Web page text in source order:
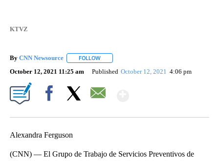
KTVZ
By CNN Newsource FOLLOW
October 12, 2021 11:25 am Published October 12, 2021 4:06 pm
Alexandra Ferguson
(CNN) — El Grupo de Trabajo de Servicios Preventivos de